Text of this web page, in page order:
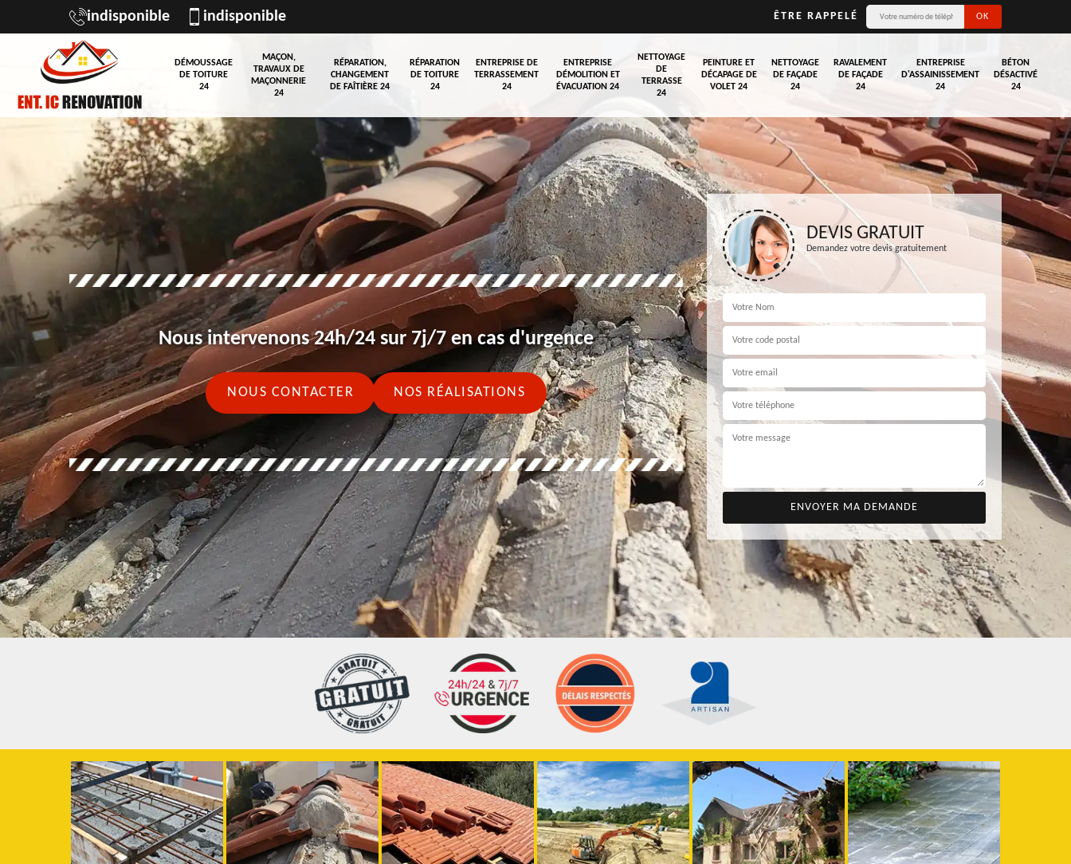
indisponible indisponible ÊTRE RAPPELÉ
DÉMOUSSAGE
DE TOITURE
24
MAÇON,
TRAVAUX DE
MAÇONNERIE
24
RÉPARATION,
CHANGEMENT
DE FAÎTIÈRE 24
RÉPARATION
DE TOITURE
24
ENTREPRISE DE
TERRASSEMENT
24
ENTREPRISE
DÉMOLITION ET
ÉVACUATION 24
NETTOYAGE
DE
TERRASSE
24
PEINTURE ET
DÉCAPAGE DE
VOLET 24
NETTOYAGE
DE FAÇADE
24
RAVALEMENT
DE FAÇADE
24
ENTREPRISE
D'ASSAINISSEMENT
24
BÉTON
DÉSACTIVÉ
24
Nous intervenons 24h/24 sur 7j/7 en cas d'urgence
NOUS CONTACTER NOS RÉALISATIONS
DEVIS GRATUIT
Demandez votre devis gratuitement